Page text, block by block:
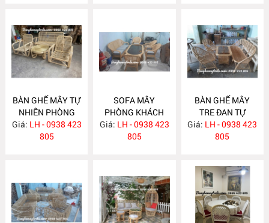
BÀN GHẾ MÂY TỰ
NHIÊN PHÒNG
KHÁCH MA834
Giá: LH - 0938 423
805
SOFA MÂY
PHÒNG KHÁCH
HIỆN ĐẠI MA833
Giá: LH - 0938 423
805
BÀN GHẾ MÂY
TRE ĐAN TỰ
NHIÊN MA832
Giá: LH - 0938 423
805